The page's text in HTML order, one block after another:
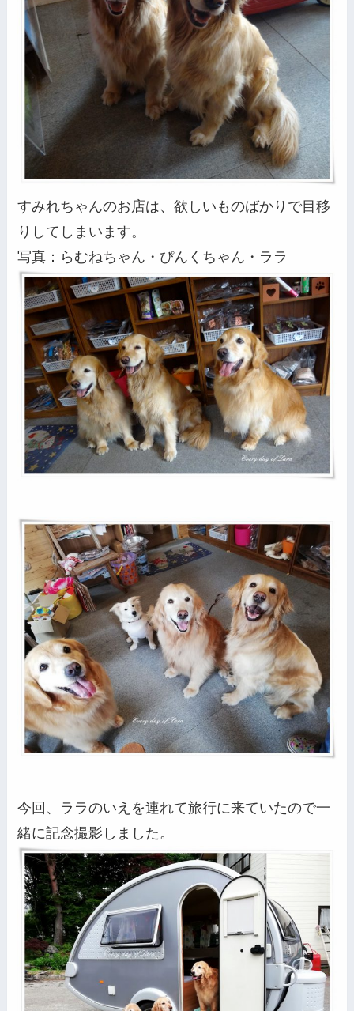
すみれちゃんのお店は、欲しいものばかりで目移
りしてしまいます。
写真：らむねちゃん・ぴんくちゃん・ララ
今回、ララのいえを連れて旅行に来ていたので一
緒に記念撮影しました。